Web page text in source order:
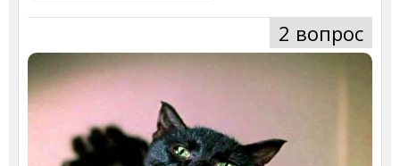
2 вопрос